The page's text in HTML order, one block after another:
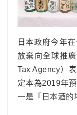
日本政府今年
放棄向全球推廣
Tax Agency）
定本為2019年
一是「日本酒的